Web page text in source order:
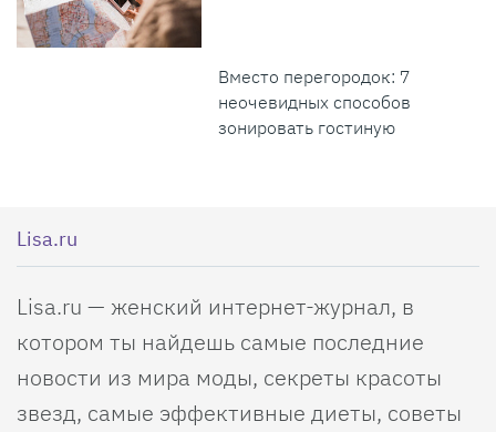
Вместо перегородок: 7
неочевидных способов
зонировать гостиную
Lisa.ru
Lisa.ru — женский интернет-журнал, в
котором ты найдешь самые последние
новости из мира моды, секреты красоты
звезд, самые эффективные диеты, советы